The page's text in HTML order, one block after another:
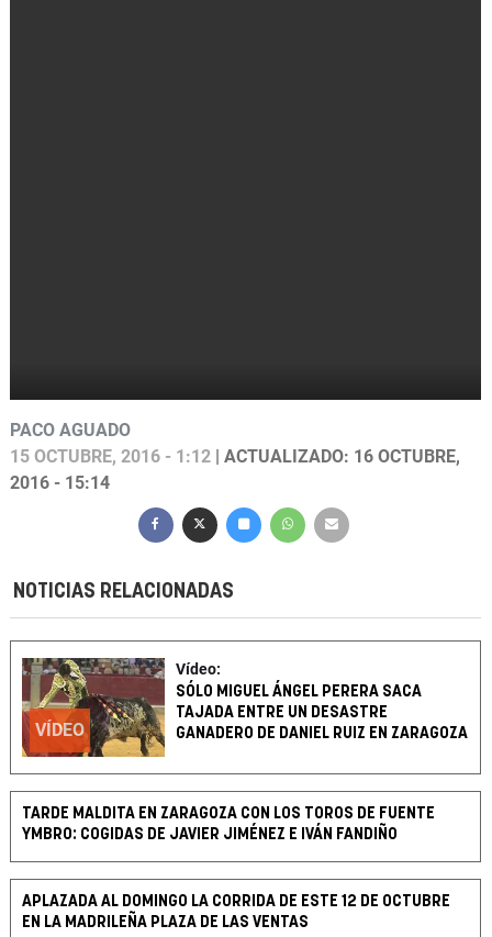
PACO AGUADO
15 OCTUBRE, 2016 - 1:12 | ACTUALIZADO: 16 OCTUBRE,
2016 - 15:14
NOTICIAS RELACIONADAS
VÍDEO
Vídeo:
SÓLO MIGUEL ÁNGEL PERERA SACA
TAJADA ENTRE UN DESASTRE
GANADERO DE DANIEL RUIZ EN ZARAGOZA
TARDE MALDITA EN ZARAGOZA CON LOS TOROS DE FUENTE
YMBRO: COGIDAS DE JAVIER JIMÉNEZ E IVÁN FANDIÑO
APLAZADA AL DOMINGO LA CORRIDA DE ESTE 12 DE OCTUBRE
EN LA MADRILEÑA PLAZA DE LAS VENTAS